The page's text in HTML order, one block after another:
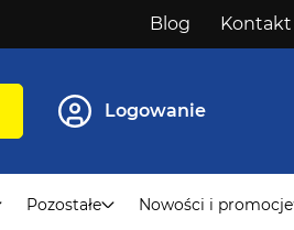
Blog Kontakt
Logowanie
Pozostałe Nowości i promocje